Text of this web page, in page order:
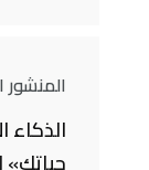
المنشور